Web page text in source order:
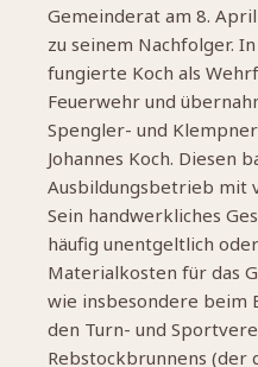
Gemeinderat am 8.
zu seinem Nachfolger.
fungierte Koch als
Feuerwehr und
Spengler- und
Johannes Koch. Diesen
Ausbildungsbetrieb mit
Sein handwerkliches
häufig unentgeltlich
Materialkosten für das
wie insbesondere beim
den Turn- und
Rebstockbrunnens (der